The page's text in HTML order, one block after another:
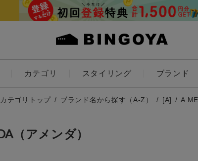
カテゴリ スタイリング ブランド
カラー
カテゴリトップ ブランド名から探す（A-Z） [A] A
（アメンダ）